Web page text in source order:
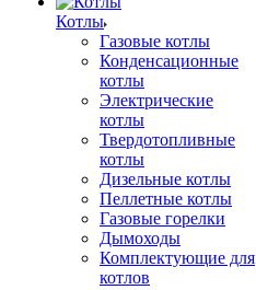
Котлы
Газовые котлы
Конденсационные
котлы
Электрические
котлы
Твердотопливные
котлы
Дизельные котлы
Пеллетные котлы
Газовые горелки
Дымоходы
Комплектующие для
котлов